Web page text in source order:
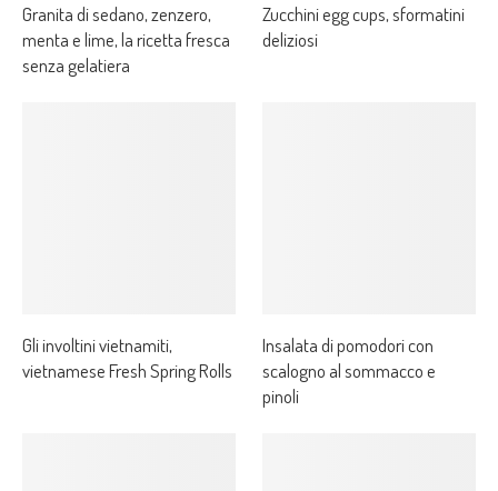
Granita di sedano, zenzero,
menta e lime, la ricetta fresca
senza gelatiera
Zucchini egg cups, sformatini
deliziosi
Gli involtini vietnamiti,
vietnamese Fresh Spring Rolls
Insalata di pomodori con
scalogno al sommacco e
pinoli